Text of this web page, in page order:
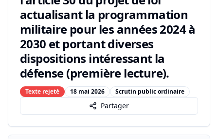
actualisant la programmation
militaire pour les années 2024 à
2030 et portant diverses
dispositions intéressant la
défense (première lecture).
Texte rejeté 18 mai 2026 Scrutin public ordinaire
Partager